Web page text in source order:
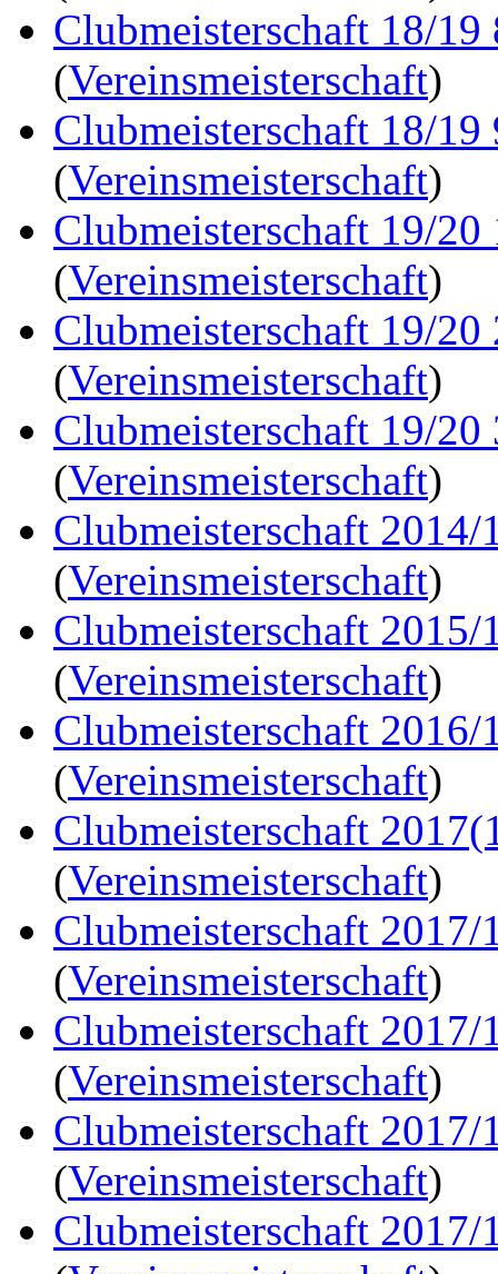
Clubmeisterschaft 18/19
(Vereinsmeisterschaft)
Clubmeisterschaft 18/19
(Vereinsmeisterschaft)
Clubmeisterschaft 19/20
(Vereinsmeisterschaft)
Clubmeisterschaft 19/20
(Vereinsmeisterschaft)
Clubmeisterschaft 19/20
(Vereinsmeisterschaft)
Clubmeisterschaft
(Vereinsmeisterschaft)
Clubmeisterschaft 2015/
(Vereinsmeisterschaft)
Clubmeisterschaft 2016/
(Vereinsmeisterschaft)
Clubmeisterschaft
(Vereinsmeisterschaft)
Clubmeisterschaft 2017/
(Vereinsmeisterschaft)
Clubmeisterschaft 2017/
(Vereinsmeisterschaft)
Clubmeisterschaft 2017/
(Vereinsmeisterschaft)
Clubmeisterschaft 2017/